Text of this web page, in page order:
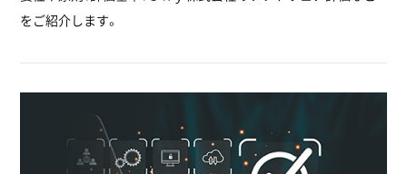
をご紹介します。